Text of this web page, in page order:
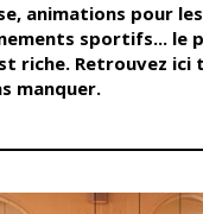
la
animations pour
sportifs... le
riche. Retrouvez ici
manquer.